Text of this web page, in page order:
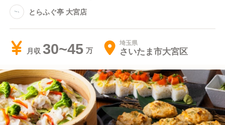
とらふぐ亭 大宮店
月収 30~45 埼玉県
さいたま市大宮区